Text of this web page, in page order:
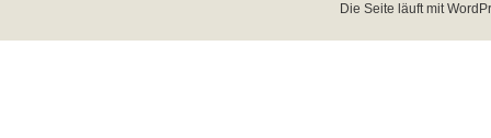
Die Seite läuft mit